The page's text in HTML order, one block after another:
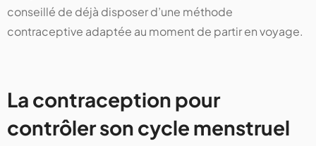
conseillé de déjà disposer d’une méthode
contraceptive adaptée au moment de partir en voyage.
La contraception pour
contrôler son cycle menstruel